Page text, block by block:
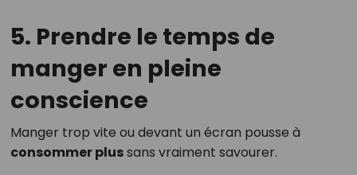
5. Prendre le temps de
manger en pleine
conscience
Manger trop vite ou devant un écran pousse à
consommer plussans vraiment savourer.